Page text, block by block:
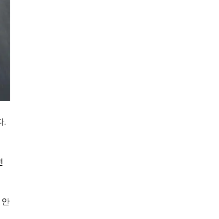
.